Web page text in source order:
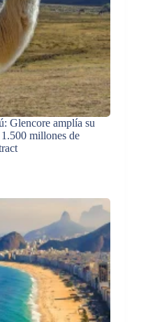
Glencore amplía su
millones de